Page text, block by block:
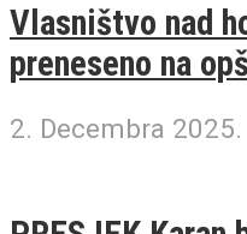
Vlasništvo nad
preneseno na
2. Decembra 2025.